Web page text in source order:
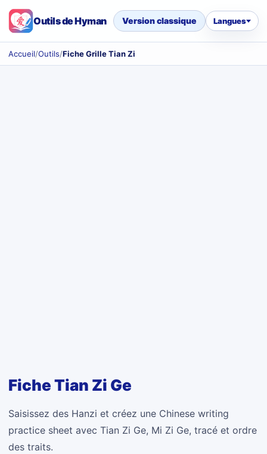
Outils de Hyman Version classique Langues
Accueil/Outils/Fiche Grille Tian Zi
Fiche Tian Zi Ge
Saisissez des Hanzi et créez une Chinese writing
practice sheet avec Tian Zi Ge, Mi Zi Ge, tracé et ordre
des traits.